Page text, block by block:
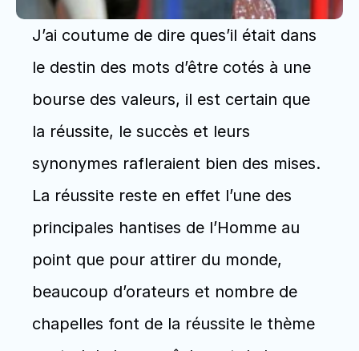
J’ai coutume de dire ques’il était dans
le destin des mots d’être cotés à une
bourse des valeurs, il est certain que
la réussite, le succès et leurs
synonymes rafleraient bien des mises.
La réussite reste en effet l’une des
principales hantises de l’Homme au
point que pour attirer du monde,
beaucoup d’orateurs et nombre de
chapelles font de la réussite le thème